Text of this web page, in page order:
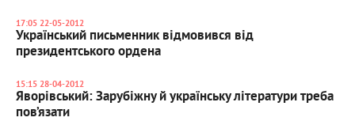
17:05 22-05-2012
Український письменник відмовився від
президентського ордена
15:15 28-04-2012
Яворівський: Зарубіжну й українську літератури треба
пов’язати